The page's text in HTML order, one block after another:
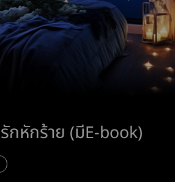
กหักร้าย (มีE-book)